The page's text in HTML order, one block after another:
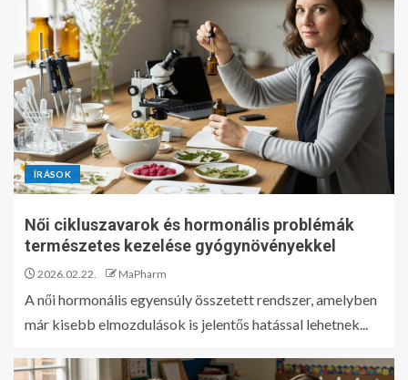
ÍRÁSOK
Női cikluszavarok és hormonális problémák
természetes kezelése gyógynövényekkel
2026.02.22. MaPharm
A női hormonális egyensúly összetett rendszer, amelyben
már kisebb elmozdulások is jelentős hatással lehetnek...